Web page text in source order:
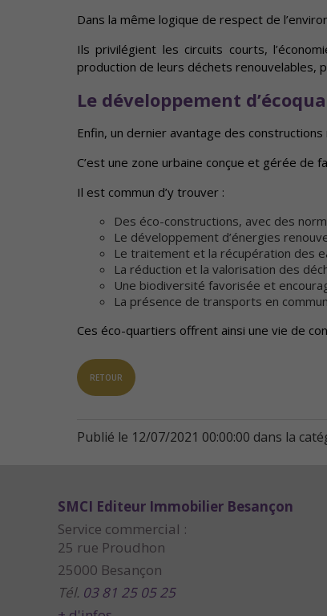
Dans la même logique de respect de
Ils privilégient les circuits courts,
production de leurs déchets renouvelables,
Le développement
Enfin, un dernier avantage des
C’est une zone urbaine conçue et gérée
Il est commun d’y trouver :
Des éco-constructions, avec des
Le développement d’énergies
Le traitement et la récupération des
La réduction et la valorisation des
Une biodiversité favorisée et
La présence de transports en
Ces éco-quartiers offrent ainsi une vie de
RETOUR
Publié le 12/07/2021 00:00:00 dans la
SMCI Editeur Immobilier Besançon
Service commercial :
25 rue Proudhon
25000 Besançon
Tél. 03 81 25 05 25